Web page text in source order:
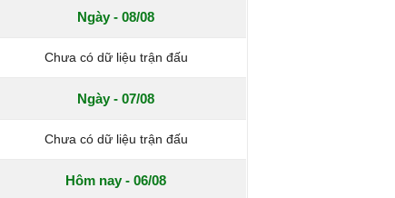
Ngày - 08/08
Chưa có dữ liệu trận đấu
Ngày - 07/08
Chưa có dữ liệu trận đấu
Hôm nay - 06/08